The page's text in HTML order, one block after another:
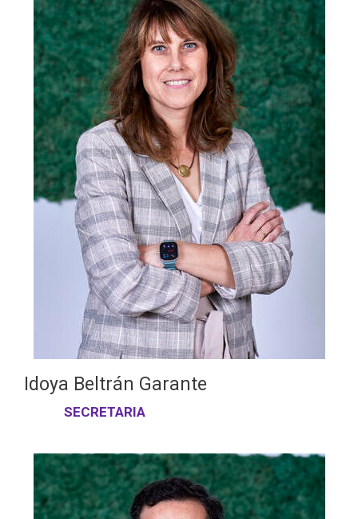
Idoya Beltrán Garante
SECRETARIA